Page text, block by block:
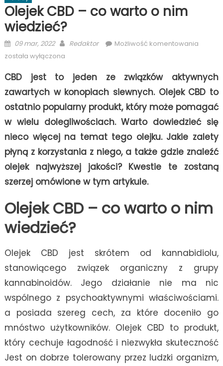
Olejek CBD – co warto o nim
wiedzieć?
Posted
on
09 mar, 2022 Author
Redaktor Możliwość komentowaniaOlejek
co
warto
nim
została wyłączona
CBD jest to jeden ze związków aktywnych
zawartych w konopiach siewnych. Olejek CBD to
ostatnio popularny produkt, który może pomagać
w wielu dolegliwościach. Warto dowiedzieć się
nieco więcej na temat tego olejku. Jakie zalety
płyną z korzystania z niego, a także gdzie znaleźć
olejek najwyższej jakości? Kwestie te zostaną
szerzej omówione w tym artykule.
Olejek CBD – co warto o nim
wiedzieć?
Olejek CBD jest skrótem od kannabidiolu,
stanowiącego związek organiczny z grupy
kannabinoidów. Jego działanie nie ma nic
wspólnego z psychoaktywnymi właściwościami.
a posiada szereg cech, za które doceniło go
mnóstwo użytkowników. Olejek CBD to produkt,
który cechuje łagodność i niezwykła skuteczność
Jest on dobrze tolerowany przez ludzki organizm,